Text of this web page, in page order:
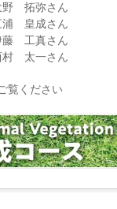
野 拓弥さん
浦 皇成さん
藤 工真さん
村 太一さん
覧ください